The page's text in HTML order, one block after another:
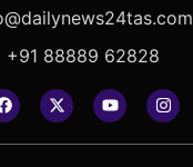
+91 88889 62828